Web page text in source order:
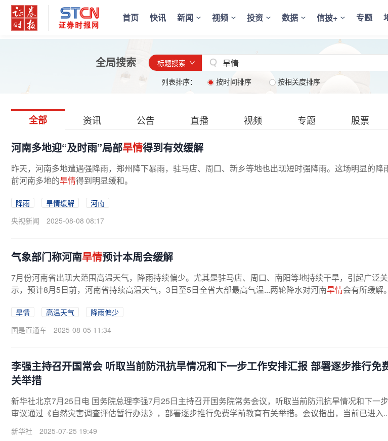
首页 快讯 新闻 视频 投资 数据 信披+ 专题
全局搜索 标题搜索
列表排序： 按时间排序 按相关度排序
全部 资讯 公告 直播 视频 专题 股票
河南多地迎“及时雨”局部旱情得到有效缓解
昨天，河南多地遭遇强降雨，郑州降下暴雨，驻马店、周口、新乡等地也出现短时强降雨。这场明显的降
前河南多地的旱情得到明显缓和。
降雨 旱情缓解
河南
央视新闻
2025-08-08 08:17
气象部门称河南旱情预计本周会缓解
7月份河南省出现大范围高温天气，降雨持续偏少。尤其是驻马店、周口、南阳等地持续干旱，引起广泛
示，预计8月5日前，河南省持续高温天气，3日至5日全省大部最高气温...两轮降水对河南旱情会有所缓解。
旱情 高温天气
降雨偏少
国是直通车
2025-08-05 11:34
李强主持召开国常会 听取当前防汛抗旱情况和下一步工作安排汇报 部署逐步推行免
关举措
新华社北京7月25日电 国务院总理李强7月25日主持召开国务院常务会议，听取当前防汛抗旱情况和下一步
审议通过《自然灾害调查评估暂行办法》，部署逐步推行免费学前教育有关举措。会议指出，当前已进入
新华社 2025-07-25 19:49